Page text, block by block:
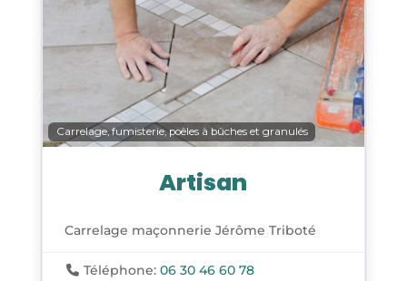
Carrelage, fumisterie, poêles à bûches et granulés
Artisan
Carrelage maçonnerie Jérôme Triboté
Téléphone:06 30 46 60 78